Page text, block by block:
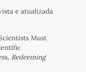
e atualizada
Must
Redeeming